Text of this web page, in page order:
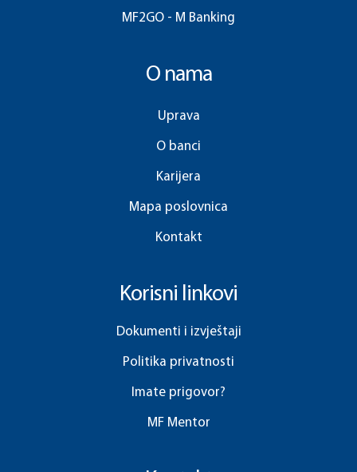
MF2GO - M Banking
O nama
Uprava
O banci
Karijera
Mapa poslovnica
Kontakt
Korisni linkovi
Dokumenti i izvještaji
Politika privatnosti
Imate prigovor?
MF Mentor